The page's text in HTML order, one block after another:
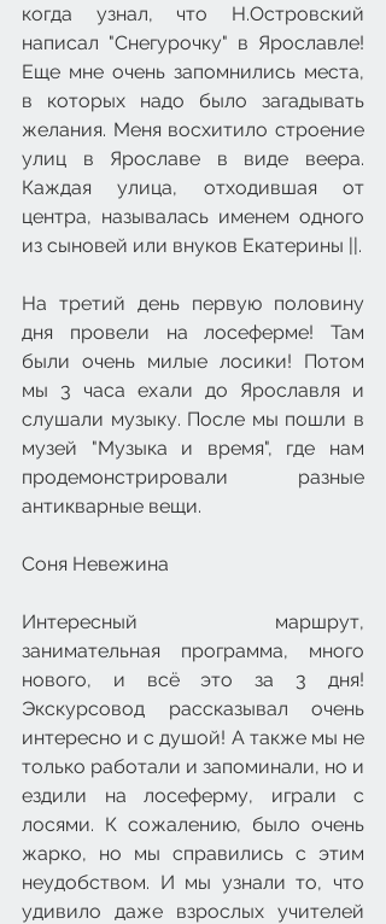
когда узнал, что Н.Островский
написал "Снегурочку" в Ярославле!
Еще мне очень запомнились места,
в которых надо было загадывать
желания. Меня восхитило строение
улиц в Ярославе в виде веера.
Каждая улица, отходившая от
центра, называлась именем одного
На третий день первую половину
дня провели на лосеферме! Там
были очень милые лосики! Потом
мы 3 часа ехали до Ярославля и
слушали музыку. После мы пошли в
музей "Музыка и время", где нам
продемонстрировали разные
антикварные вещи.
Соня Невежина
Интересный маршрут,
занимательная программа, много
нового, и всё это за 3 дня!
Экскурсовод рассказывал очень
интересно и с душой! А также мы не
только работали и запоминали, но и
ездили на лосеферму, играли с
лосями. К сожалению, было очень
жарко, но мы справились с этим
неудобством. И мы узнали то, что
удивило даже взрослых учителей